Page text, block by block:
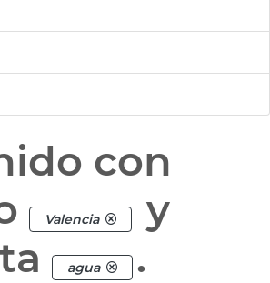
con
Valencia
y
agua .